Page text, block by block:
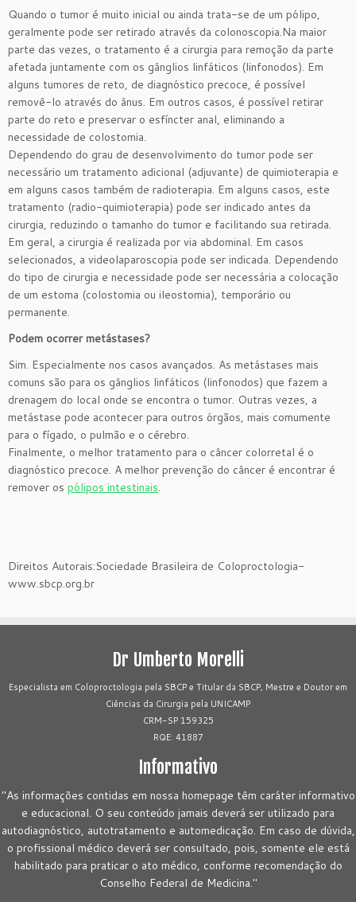
Quando o tumor é muito inicial ou ainda trata-se de um pólipo,
geralmente pode ser retirado através da colonoscopia.Na maior
parte das vezes, o tratamento é a cirurgia para remoção da parte
afetada juntamente com os gânglios linfáticos (linfonodos). Em
alguns tumores de reto, de diagnóstico precoce, é possível
removê-lo através do ânus. Em outros casos, é possível retirar
parte do reto e preservar o esfíncter anal, eliminando a
necessidade de colostomia.
Dependendo do grau de desenvolvimento do tumor pode ser
necessário um tratamento adicional (adjuvante) de quimioterapia e
em alguns casos também de radioterapia. Em alguns casos, este
tratamento (radio-quimioterapia) pode ser indicado antes da
cirurgia, reduzindo o tamanho do tumor e facilitando sua retirada.
Em geral, a cirurgia é realizada por via abdominal. Em casos
selecionados, a videolaparoscopia pode ser indicada. Dependendo
do tipo de cirurgia e necessidade pode ser necessária a colocação
de um estoma (colostomia ou ileostomia), temporário ou
permanente.
Podem ocorrer metástases?
Sim. Especialmente nos casos avançados. As metástases mais
comuns são para os gânglios linfáticos (linfonodos) que fazem a
drenagem do local onde se encontra o tumor. Outras vezes, a
metástase pode acontecer para outros órgãos, mais comumente
para o fígado, o pulmão e o cérebro.
Finalmente, o melhor tratamento para o câncer colorretal é o
diagnóstico precoce. A melhor prevenção do câncer é encontrar é
remover os pólipos intestinais.
Direitos Autorais:Sociedade Brasileira de Coloproctologia-
www.sbcp.org.br
Dr Umberto Morelli
Especialista em Coloproctologia pela SBCP e Titular da SBCP, Mestre e Doutor em
Ciências da Cirurgia pela UNICAMP
CRM-SP 159325
RQE: 41887
Informativo
"As informações contidas em nossa homepage têm caráter informativo
e educacional. O seu conteúdo jamais deverá ser utilizado para
autodiagnóstico, autotratamento e automedicação. Em caso de dúvida,
o profissional médico deverá ser consultado, pois, somente ele está
habilitado para praticar o ato médico, conforme recomendação do
Conselho Federal de Medicina."